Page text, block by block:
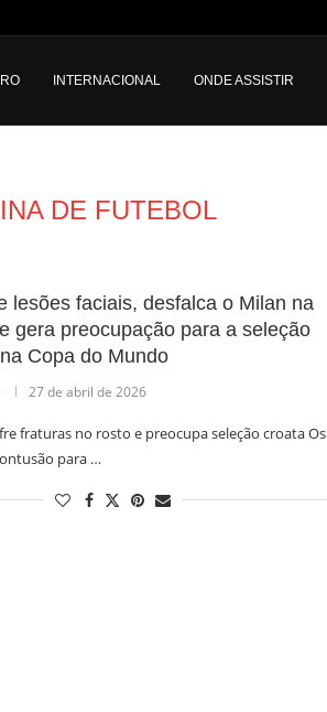
INTERNACIONAL ONDE ASSISTIR
DE FUTEBOL
lesões faciais, desfalca o Milan na
gera preocupação para a seleção
Copa do Mundo
27 de abril de 2026
fraturas no rosto e preocupa seleção croata Os
para …